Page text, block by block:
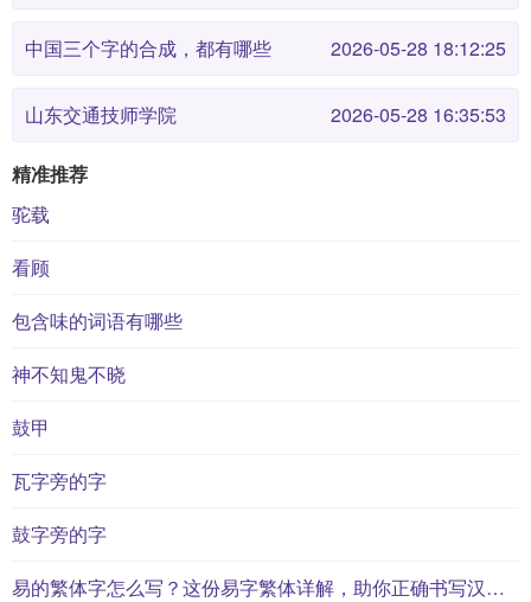
中国三个字的合成，都有哪些 2026-05-28 18:12:25
山东交通技师学院 2026-05-28 16:35:53
精准推荐
驼载
看顾
包含味的词语有哪些
神不知鬼不晓
鼓甲
瓦字旁的字
鼓字旁的字
易的繁体字怎么写？这份易字繁体详解，助你正确书写汉字_汉字繁体学习